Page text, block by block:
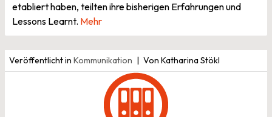
etabliert haben, teilten ihre bisherigen Erfahrungen und
Lessons Learnt. Mehr
Veröffentlicht in Kommunikation Von Katharina Stökl